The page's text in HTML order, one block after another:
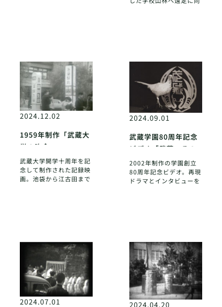
2024.12.02
1959年制作「武蔵大
学の昨今」
武蔵大学開学十周年を記
念して制作された記録映
画。池袋から江古田まで
2024.09.01
武蔵学園80周年記念
ビデオ「武蔵 その
原点」
2002年制作の学園創立
80周年記念ビデオ。再現
ドラマとインタビューを
2024.07.01 2024.04.20